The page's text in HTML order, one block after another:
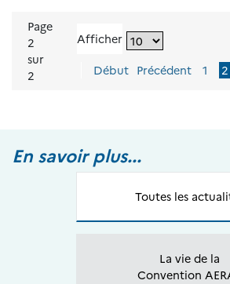
Page
2
sur
2
Choisir un nombre
Afficherpour recharger la
Début Précédent 1 2
En savoir plus...
Toutes les
La vie de la
Convention